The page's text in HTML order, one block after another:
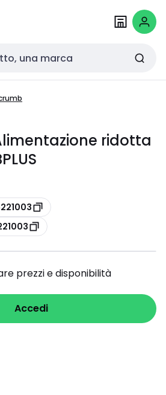
ridotta
prezzi e disponibilità
Accedi